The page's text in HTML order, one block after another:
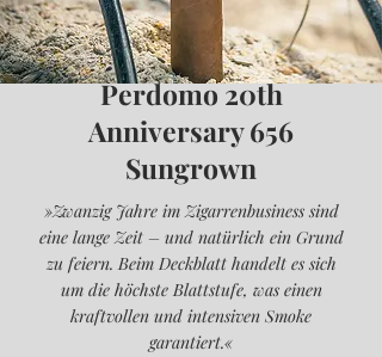
Perdomo 20th
Anniversary 656
Sungrown
»Zwanzig Jahre im Zigarrenbusiness sind
eine lange Zeit – und natürlich ein Grund
zu feiern. Beim Deckblatt handelt es sich
um die höchste Blattstufe, was einen
kraftvollen und intensiven Smoke
garantiert.«